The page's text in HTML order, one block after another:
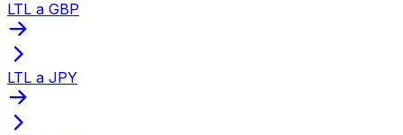
LTL a GBP
LTL a JPY